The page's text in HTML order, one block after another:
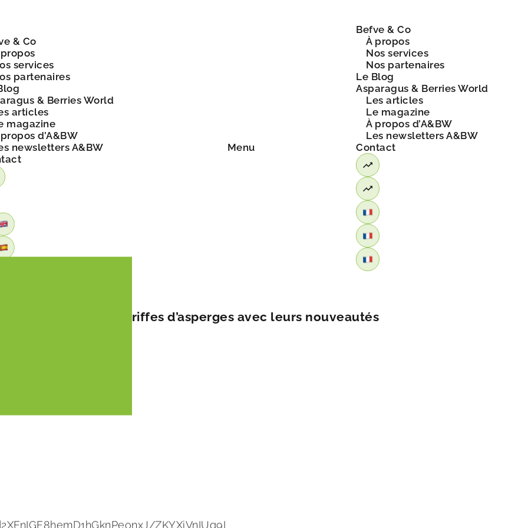
& Co
services
partenaires
& Berries World
articles
magazine
d’A&BW
newsletters A&BW
Menu
Befve & Co
À propos
Nos services
Nos partenaires
Le Blog
Asparagus & Berries World
Les articles
Le magazine
À propos d’A&BW
Les newsletters A&BW
Contact
catalogue de griffes d’asperges avec leurs nouveautés
ZKYXiVnIUg9L